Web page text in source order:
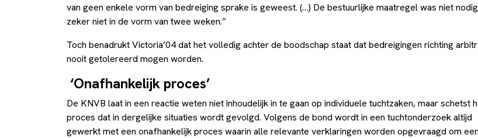
van geen enkele vorm van bedreiging sprake is geweest. (…) De bestuurlijke maatregel was niet
zeker niet in de vorm van twee weken.”
Toch benadrukt Victoria’04 dat het volledig achter de boodschap staat dat bedreigingen richting
nooit getolereerd mogen worden.
‘Onafhankelijk proces’
De KNVB laat in een reactie weten niet inhoudelijk in te gaan op individuele tuchtzaken, maar schetst
proces dat in dergelijke situaties wordt gevolgd. Volgens de bond wordt in een tuchtonderzoek altijd
gewerkt met een onafhankelijk proces waarin alle relevante verklaringen worden opgevraagd om